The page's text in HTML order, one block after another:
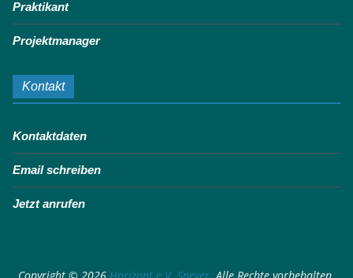
Praktikant
Projektmanager
Kontakt
Kontaktdaten
Email schreiben
Jetzt anrufen
Copyright © 2026 Horizont e.V. Speyer . Alle Rechte vorbehalten.